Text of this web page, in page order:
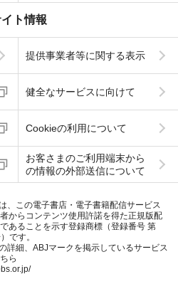
ト情報
提供事業者等に関する表示
健全なサービスに向けて
Cookieの利用について
お客さまのご利用端末から
の情報の外部送信について
、この電子書店・電子書籍配信サービス
からコンテンツ使用許諾を得た正規版配
あることを示す登録商標（登録番号 第
です。
詳細、ABJマークを掲示しているサービス
ら